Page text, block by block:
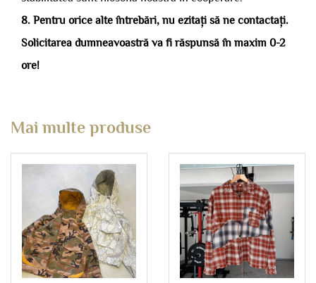
8. Pentru orice alte întrebări, nu ezitați să ne contactați.
Solicitarea dumneavoastră va fi răspunsă în maxim 0-2
ore!
Mai multe produse